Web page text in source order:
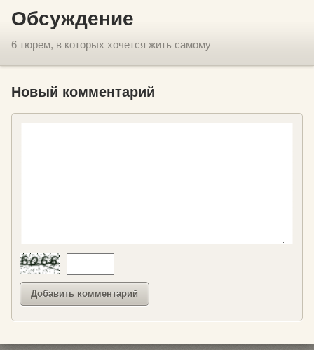
Обсуждение
6 тюрем, в которых хочется жить самому
Новый комментарий